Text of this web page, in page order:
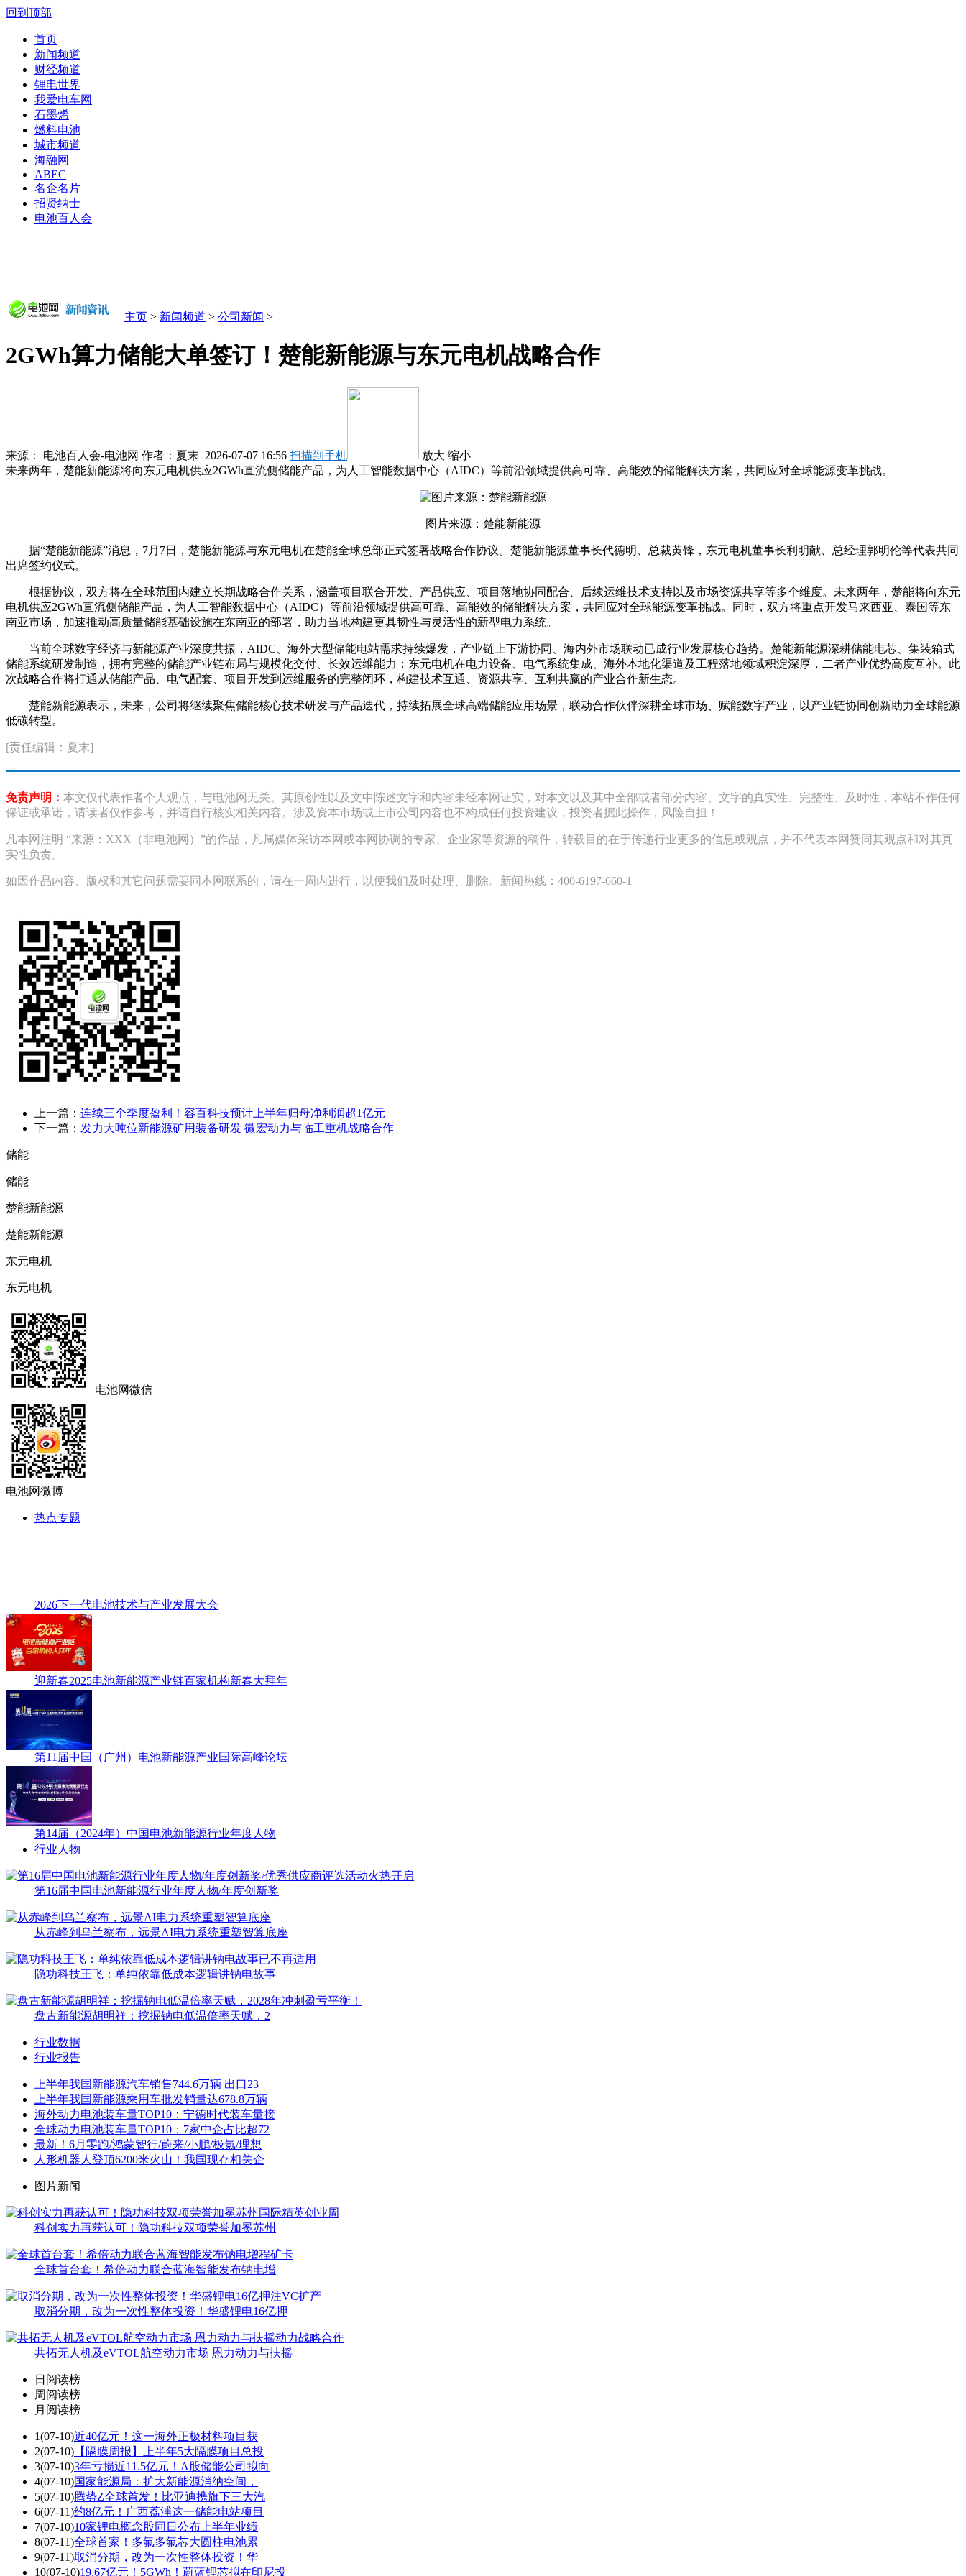
回到顶部
首页
新闻频道
财经频道
锂电世界
我爱电车网
石墨烯
燃料电池
城市频道
海融网
ABEC
名企名片
招贤纳士
电池百人会
主页 > 新闻频道 > 公司新闻 >
2GWh算力储能大单签订！楚能新能源与东元电机战略合作
来源： 电池百人会-电池网 作者： 夏末 2026-07-07 16:56 扫描到手机 放大 缩小
未来两年，楚能新能源将向东元电机供应2GWh直流侧储能产品，为人工智能数据中心（AIDC）等前沿领域提供高可靠、高能效的储能解决方案，共同应对全球能源变革挑战。
图片来源：楚能新能源
据“楚能新能源”消息，7月7日，楚能新能源与东元电机在楚能全球总部正式签署战略合作协议。楚能新能源董事长代德明、总裁黄锋，东元电机董事长利明献、总经理郭明伦等代表共同
出席签约仪式。
根据协议，双方将在全球范围内建立长期战略合作关系，涵盖项目联合开发、产品供应、项目落地协同配合、后续运维技术支持以及市场资源共享等多个维度。未来两年，楚能将向东元
电机供应2GWh直流侧储能产品，为人工智能数据中心（AIDC）等前沿领域提供高可靠、高能效的储能解决方案，共同应对全球能源变革挑战。同时，双方将重点开发马来西亚、泰国等东
南亚市场，加速推动高质量储能基础设施在东南亚的部署，助力当地构建更具韧性与灵活性的新型电力系统。
当前全球数字经济与新能源产业深度共振，AIDC、海外大型储能电站需求持续爆发，产业链上下游协同、海内外市场联动已成行业发展核心趋势。楚能新能源深耕储能电芯、集装箱式
储能系统研发制造，拥有完整的储能产业链布局与规模化交付、长效运维能力；东元电机在电力设备、电气系统集成、海外本地化渠道及工程落地领域积淀深厚，二者产业优势高度互补。此
次战略合作将打通从储能产品、电气配套、项目开发到运维服务的完整闭环，构建技术互通、资源共享、互利共赢的产业合作新生态。
楚能新能源表示，未来，公司将继续聚焦储能核心技术研发与产品迭代，持续拓展全球高端储能应用场景，联动合作伙伴深耕全球市场、赋能数字产业，以产业链协同创新助力全球能源
低碳转型。
[责任编辑：夏末]
免责声明： 本文仅代表作者个人观点，与电池网无关。其原创性以及文中陈述文字和内容未经本网证实，对本文以及其中全部或者部分内容、文字的真实性、完整性、及时性，本站不作任何
保证或承诺，请读者仅作参考，并请自行核实相关内容。涉及资本市场或上市公司内容也不构成任何投资建议，投资者据此操作，风险自担！
凡本网注明 “来源：XXX（非电池网）”的作品，凡属媒体采访本网或本网协调的专家、企业家等资源的稿件，转载目的在于传递行业更多的信息或观点，并不代表本网赞同其观点和对其真
实性负责。
如因作品内容、版权和其它问题需要同本网联系的，请在一周内进行，以便我们及时处理、删除。新闻热线：400-6197-660-1
上一篇： 连续三个季度盈利！容百科技预计上半年归母净利润超1亿元
下一篇： 发力大吨位新能源矿用装备研发 微宏动力与临工重机战略合作
储能
储能
楚能新能源
楚能新能源
东元电机
东元电机
电池网微信
电池网微博
热点专题
2026下一代电池技术与产业发展大会
迎新春2025电池新能源产业链百家机构新春大拜年
第11届中国（广州）电池新能源产业国际高峰论坛
第14届（2024年）中国电池新能源行业年度人物
行业人物
第16届中国电池新能源行业年度人物/年度创新奖
从赤峰到乌兰察布，远景AI电力系统重塑智算底座
隐功科技王飞：单纯依靠低成本逻辑讲钠电故事
盘古新能源胡明祥：挖掘钠电低温倍率天赋，2
行业数据
行业报告
上半年我国新能源汽车销售744.6万辆 出口23
上半年我国新能源乘用车批发销量达678.8万辆
海外动力电池装车量TOP10：宁德时代装车量接
全球动力电池装车量TOP10：7家中企占比超72
最新！6月零跑/鸿蒙智行/蔚来/小鹏/极氪/理想
人形机器人登顶6200米火山！我国现存相关企
图片新闻
科创实力再获认可！隐功科技双项荣誉加冕苏州
全球首台套！希倍动力联合蓝海智能发布钠电增
取消分期，改为一次性整体投资！华盛锂电16亿押
共拓无人机及eVTOL航空动力市场 恩力动力与扶摇
日阅读榜
周阅读榜
月阅读榜
1(07-10)近40亿元！这一海外正极材料项目获
2(07-10) 【隔膜周报】上半年5大隔膜项目总投
3(07-10)3年亏损近11.5亿元！A股储能公司拟向
4(07-10)国家能源局：扩大新能源消纳空间，
5(07-10)腾势Z全球首发！比亚迪携旗下三大汽
6(07-11)约8亿元！广西荔浦这一储能电站项目
7(07-10)10家锂电概念股同日公布上半年业绩
8(07-11)全球首家！多氟多氟芯大圆柱电池累
9(07-11)取消分期，改为一次性整体投资！华
10(07-10)19.67亿元！5GWh！蔚蓝锂芯拟在印尼投